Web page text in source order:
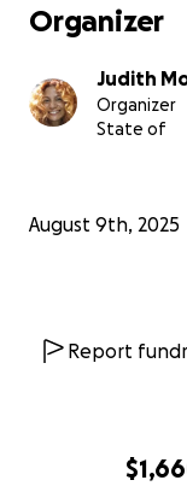
Organizer
Judith
Organizer
State of
August 9th, 2025
Report